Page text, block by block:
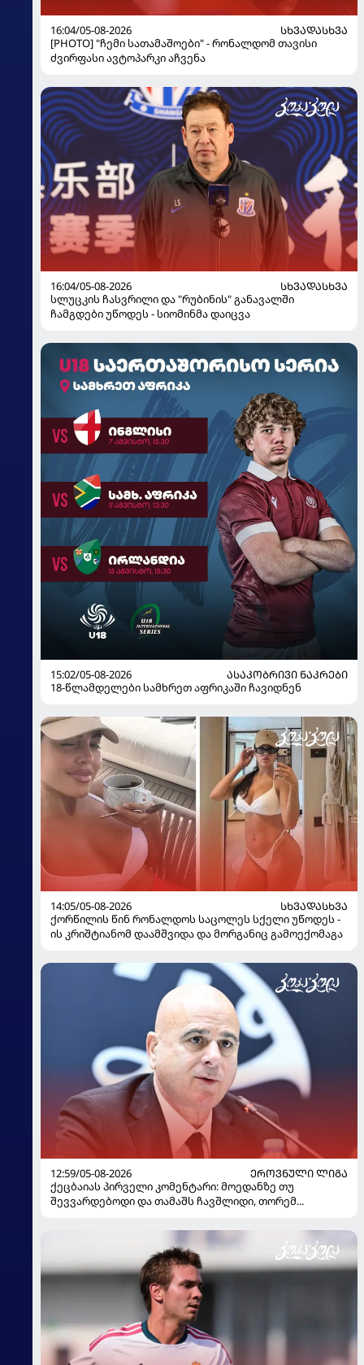
16:04/05-08-2026
ᲡᲮᲕᲐᲓᲐᲡᲮᲕᲐ
[PHOTO] "ჩემი სათამაშოები" - რონალდომ თავისი
ძვირფასი ავტოპარკი აჩვენა
16:04/05-08-2026
ᲡᲮᲕᲐᲓᲐᲡᲮᲕᲐ
სლუცკის ჩასვრილი და "რუბინის" განავალში
ჩამგდები უწოდეს - სიომინმა დაიცვა
15:02/05-08-2026
ᲐᲡᲐᲙᲝᲑᲠᲘᲕᲘ ᲜᲐᲙᲠᲔᲑᲘ
18-წლამდელები სამხრეთ აფრიკაში ჩავიდნენ
14:05/05-08-2026
ᲡᲮᲕᲐᲓᲐᲡᲮᲕᲐ
ქორწილის წინ რონალდოს საცოლეს სქელი უწოდეს -
ის კრიშტიანომ დაამშვიდა და მორგანიც გამოექომაგა
12:59/05-08-2026
ᲔᲠᲝᲕᲜᲣᲚᲘ ᲚᲘᲒᲐ
ქეცბაიას პირველი კომენტარი: მოედანზე თუ
შევვარდებოდი და თამაშს ჩავშლიდი, თორემ...